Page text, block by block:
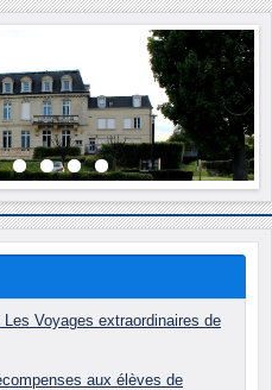
Voyages extraordinaires de
aux élèves de